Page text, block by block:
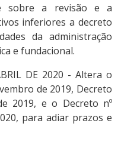
(SIC)
sobre a revisão e a
inferiores a decreto
da administração
e fundacional.
DE 2020 - Altera o
de 2019, Decreto
2019, e o Decreto nº
para adiar prazos e